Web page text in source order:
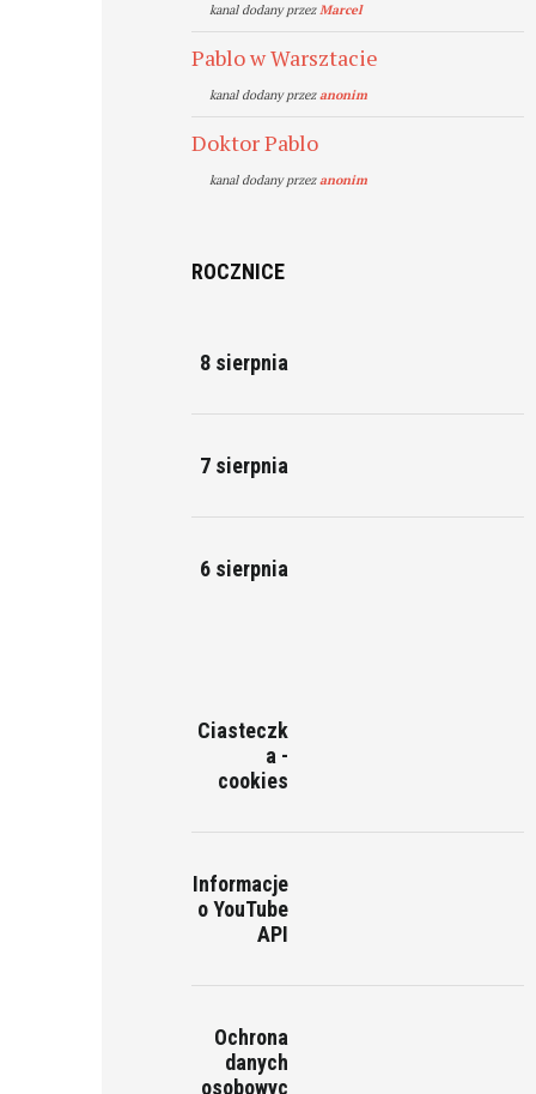
kanal dodany przezMarcel
Pablo w Warsztacie
kanal dodany przezanonim
Doktor Pablo
kanal dodany przezanonim
ROCZNICE
8 sierpnia
7 sierpnia
6 sierpnia
Ciasteczk
a -
cookies
Informacje
o YouTube
API
Ochrona
danych
osobowyc